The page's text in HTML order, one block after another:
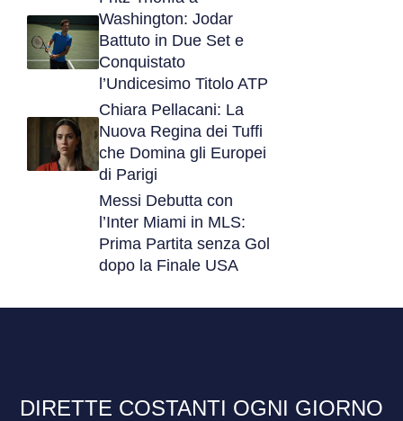
Washington: Jodar
Battuto in Due Set e
Conquistato
l’Undicesimo Titolo ATP
Chiara Pellacani: La
Nuova Regina dei Tuffi
che Domina gli Europei
di Parigi
Messi Debutta con
l’Inter Miami in MLS:
Prima Partita senza Gol
dopo la Finale USA
DIRETTE COSTANTI OGNI GIORNO